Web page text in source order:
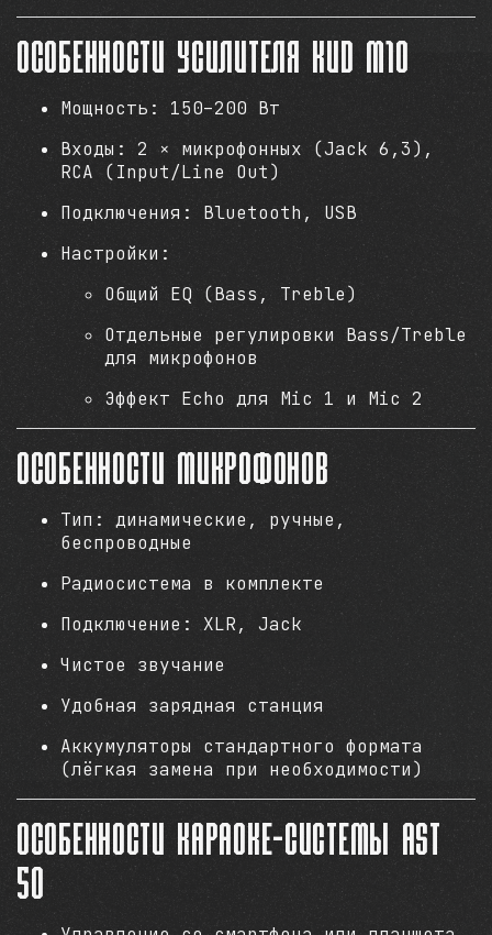
Особенности усилителя KVD M10
Мощность: 150–200 Вт
Входы: 2 × микрофонных (Jack 6,3),
RCA (Input/Line Out)
Подключения: Bluetooth, USB
Настройки:
Общий EQ (Bass, Treble)
Отдельные регулировки Bass/Treble
для микрофонов
Эффект Echo для Mic 1 и Mic 2
Особенности микрофонов
Тип: динамические, ручные,
беспроводные
Радиосистема в комплекте
Подключение: XLR, Jack
Чистое звучание
Удобная зарядная станция
Аккумуляторы стандартного формата
(лёгкая замена при необходимости)
Особенности караоке-системы AST
50